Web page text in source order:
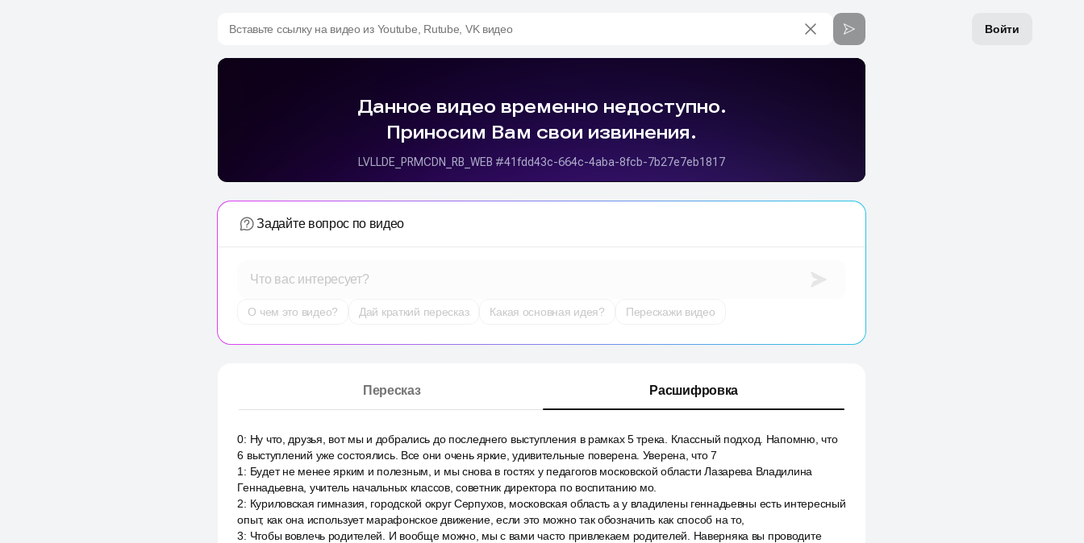
Войти
Вставьте ссылку на видео из Youtube, Rutube, VK видео
Задайте вопрос по видео
Что вас интересует?
О чем это видео? Дай краткий пересказ Какая основная идея? Перескажи видео
Пересказ Расшифровка
0: Ну что, друзья, вот мы и добрались до последнего выступления в рамках 5 трека. Классный подход. Напомню, что
6 выступлений уже состоялись. Все они очень яркие, удивительные поверена. Уверена, что 7
1 : Будет не менее ярким и полезным, и мы снова в гостях у педагогов московской области Лазарева Владилина
Геннадьевна, учитель начальных классов, советник директора по воспитанию мо.
2: Куриловская гимназия, городской округ Серпухов, московская область а у владилены геннадьевны есть интересный
опыт, как она использует марафонское движение, если это можно так обозначить как способ на то,
3: Чтобы вовлечь родителей. И вообще можно, мы с вами часто привлекаем родителей. Наверняка вы проводите